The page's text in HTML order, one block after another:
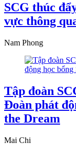
SCG thúc
vực thông
Nam Phong
Tập đoàn
Đoàn phát
the Dream
Mai Chi